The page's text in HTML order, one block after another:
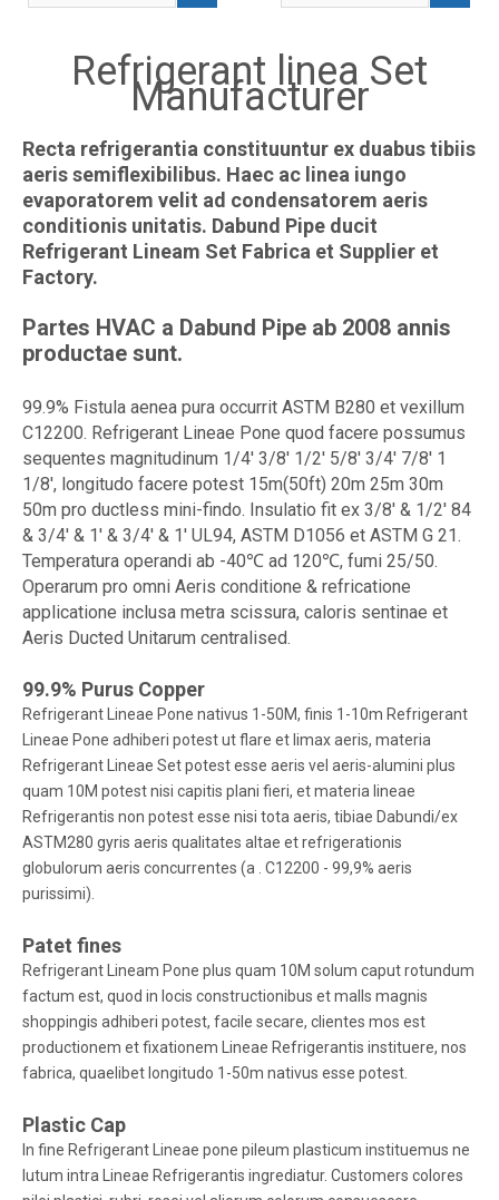
Refrigerant linea Set
Manufacturer
Recta refrigerantia constituuntur ex duabus tibiis
aeris semiflexibilibus. Haec ac linea iungo
evaporatorem velit ad condensatorem aeris
conditionis unitatis. Dabund Pipe ducit
Refrigerant Lineam Set Fabrica et Supplier et
Factory.
Partes HVAC a Dabund Pipe ab 2008 annis
productae sunt.
99.9% Fistula aenea pura occurrit ASTM B280 et vexillum
C12200. Refrigerant Lineae Pone quod facere possumus
sequentes magnitudinum 1/4' 3/8' 1/2' 5/8' 3/4' 7/8' 1
1/8', longitudo facere potest 15m(50ft) 20m 25m 30m
50m pro ductless mini-findo. Insulatio fit ex 3/8' & 1/2' 84
& 3/4' & 1' & 3/4' & 1' UL94, ASTM D1056 et ASTM G 21.
Temperatura operandi ab -40℃ ad 120℃, fumi 25/50.
Operarum pro omni Aeris conditione & refricatione
applicatione inclusa metra scissura, caloris sentinae et
Aeris Ducted Unitarum centralised.
99.9% Purus Copper
Refrigerant Lineae Pone nativus 1-50M, finis 1-10m Refrigerant
Lineae Pone adhiberi potest ut flare et limax aeris, materia
Refrigerant Lineae Set potest esse aeris vel aeris-alumini plus
quam 10M potest nisi capitis plani fieri, et materia lineae
Refrigerantis non potest esse nisi tota aeris, tibiae Dabundi/ex
ASTM280 gyris aeris qualitates altae et refrigerationis
globulorum aeris concurrentes (a . C12200 - 99,9% aeris
purissimi).
Patet fines
Refrigerant Lineam Pone plus quam 10M solum caput rotundum
factum est, quod in locis constructionibus et malls magnis
shoppingis adhiberi potest, facile secare, clientes mos est
productionem et fixationem Lineae Refrigerantis instituere, nos
fabrica, quaelibet longitudo 1-50m nativus esse potest.
Plastic Cap
In fine Refrigerant Lineae pone pileum plasticum instituemus ne
lutum intra Lineae Refrigerantis ingrediatur. Customers colores